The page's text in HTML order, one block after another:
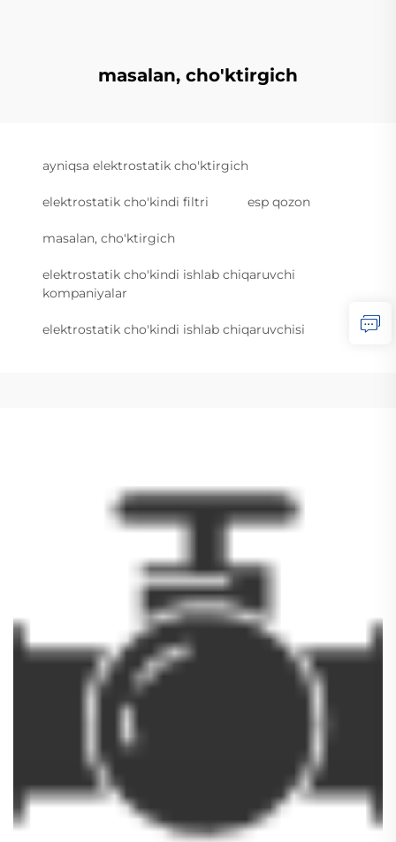
masalan, cho'ktirgich
ayniqsa elektrostatik cho'ktirgich
elektrostatik cho'kindi filtri esp qozon
masalan, cho'ktirgich
elektrostatik cho'kindi ishlab chiqaruvchi
kompaniyalar
elektrostatik cho'kindi ishlab chiqaruvchisi